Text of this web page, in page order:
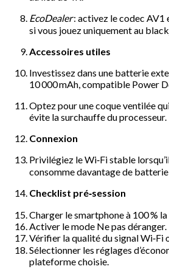
EcoDealer: activez le codec AV1
si vous jouez uniquement au
Accessoires utiles
Investissez dans une batterie
10 000 mAh, compatible Power
Optez pour une coque ventilée
évite la surchauffe du processeur.
Connexion
Privilégiez le Wi‑Fi stable
consomme davantage de
Checklist pré‑session
Charger le smartphone à 100 %
Activer le mode Ne pas déranger.
Vérifier la qualité du signal Wi‑Fi
Sélectionner les réglages
plateforme choisie.